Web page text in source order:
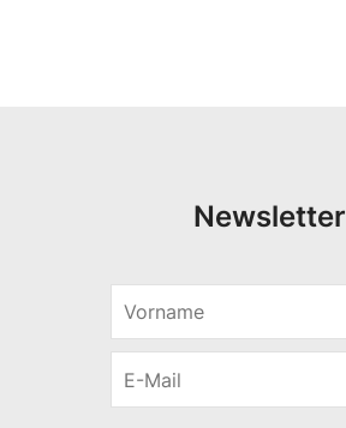
Newsletter
r
m
M